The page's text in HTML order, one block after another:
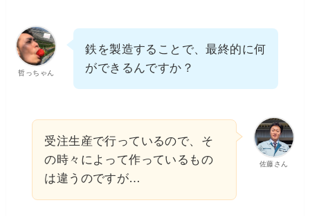
哲っちゃん
鉄を製造することで、最終的に何
ができるんですか？
佐藤さん
受注生産で行っているので、そ
の時々によって作っているもの
は違うのですが…